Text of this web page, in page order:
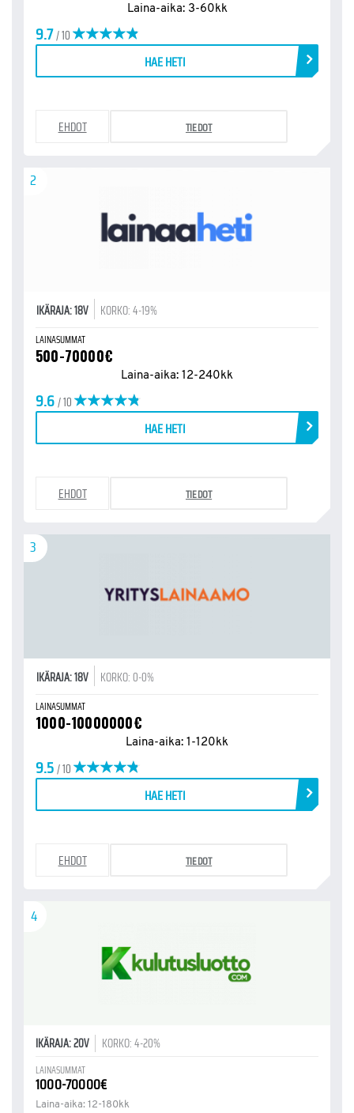
Laina-aika: 3-60kk
9.7/ 10
EHDOT TIEDOT
HAE HETI
2
IKÄRAJA: 18V KORKO: 4-19%
LAINASUMMAT
500-70000€
Laina-aika: 12-240kk
9.6/ 10
EHDOT TIEDOT
HAE HETI
3
IKÄRAJA: 18V KORKO: 0-0%
LAINASUMMAT
1000-10000000€
Laina-aika: 1-120kk
9.5/ 10
EHDOT TIEDOT
HAE HETI
4
IKÄRAJA: 20V KORKO: 4-20%
LAINASUMMAT
1000-70000€
Laina-aika: 12-180kk